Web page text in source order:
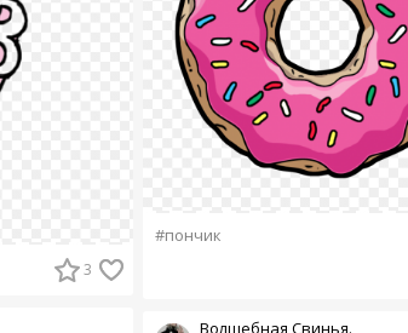
3
#пончик
Волшебная Свинья.